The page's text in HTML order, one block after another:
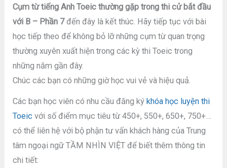
Cụm từ tiếng Anh Toeic thường gặp trong thi cử bắt đầu
với B – Phần 7đến đây là kết thúc. Hãy tiếp tục với bài
học tiếp theo để không bỏ lỡ những cụm từ quan trọng
thường xuyên xuất hiện trong các kỳ thi Toeic trong
những năm gần đây.
Chúc các bạn có những giờ học vui vẻ và hiệu quả.
Các bạn học viên có nhu cầu đăng kýkhóa học luyện thi
Toeic với số điểm mục tiêu từ 450+, 550+, 650+, 750+…
có thể liên hệ với bộ phận tư vấn khách hàng của Trung
tâm ngoại ngữ TẦM NHÌN VIỆT để biết thêm thông tin
chi tiết: